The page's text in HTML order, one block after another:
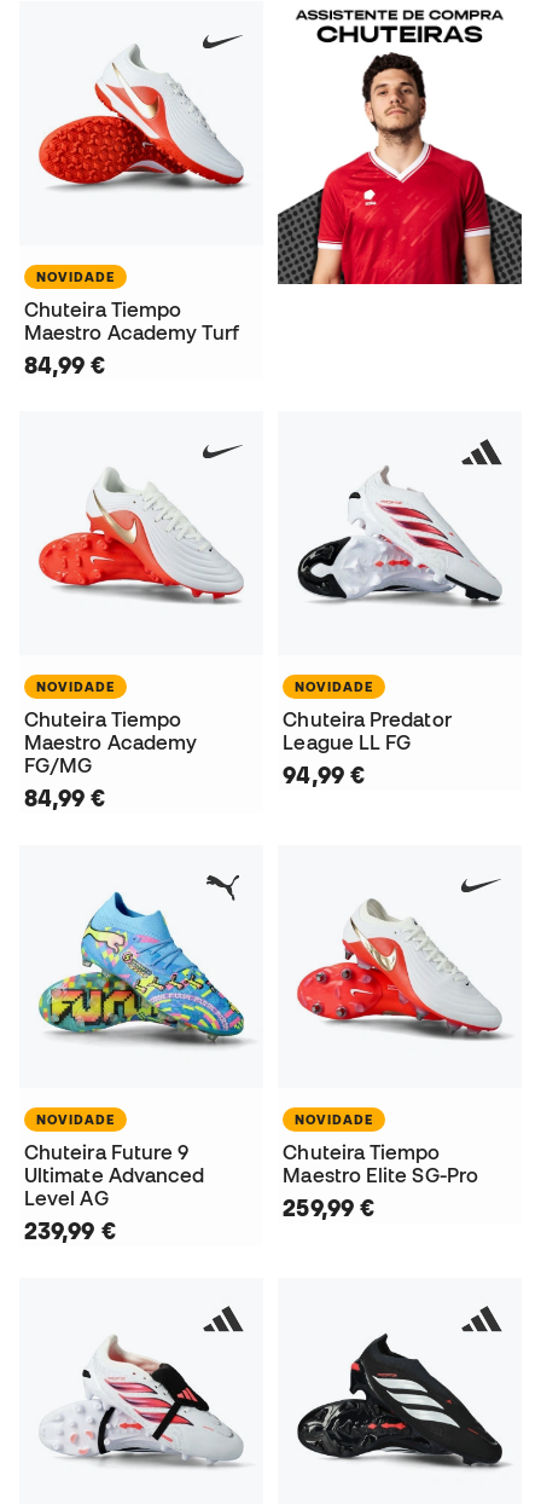
NOVIDADE
Chuteira Tiempo
Maestro Academy Turf
84,99 €
NOVIDADE
Chuteira Tiempo
Maestro Academy
FG/MG
84,99 €
NOVIDADE
Chuteira Predator
League LL FG
94,99 €
NOVIDADE
Chuteira Future 9
Ultimate Advanced
Level AG
239,99 €
NOVIDADE
Chuteira Tiempo
Maestro Elite SG-Pro
259,99 €